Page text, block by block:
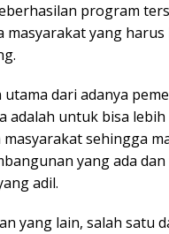
program
masyarakat yang
dari adanya
adalah untuk bisa
sehingga
yang ada
adil.
yang lain, salah satu